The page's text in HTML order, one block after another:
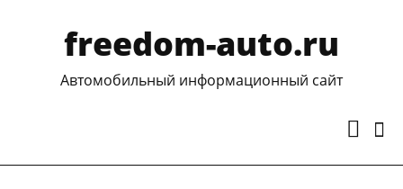
freedom-auto.ru
Автомобильный информационный сайт